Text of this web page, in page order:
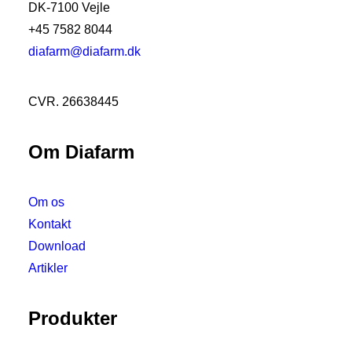
DK-7100 Vejle
+45 7582 8044
diafarm@diafarm.dk
CVR. 26638445
Om Diafarm
Om os
Kontakt
Download
Artikler
Produkter